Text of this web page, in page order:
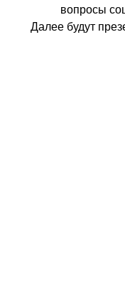
вопросы
Далее будут